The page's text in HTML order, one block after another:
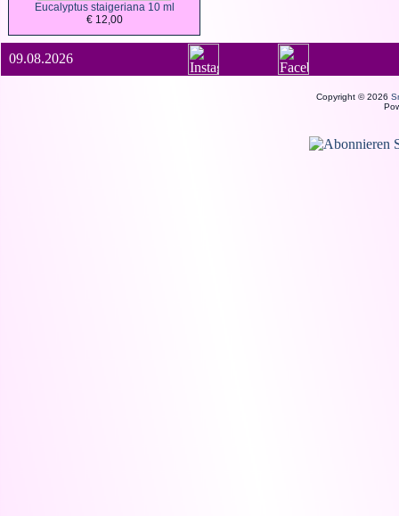
Eucalyptus staigeriana 10 ml
€ 12,00
09.08.2026
Copyright © 2026